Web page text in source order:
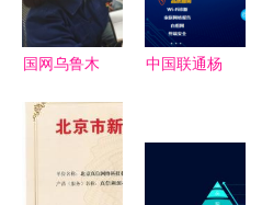
国网乌鲁木
网络技术服
中国联通杨
慧家庭新生